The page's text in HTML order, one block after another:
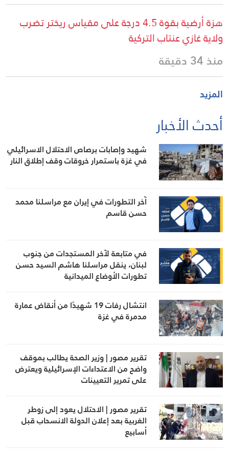
هزة أرضية بقوة 4.5 درجة على مقياس ريختر تضرب
ولاية غازي عنتاب التركية
منذ 34 دقيقة
المزيد
أحدث الأخبار
شهيد وإصابات برصاص الاحتلال الاسرائيلي
في غزة باستمرار خروقات وقف إطلاق النار
آخر التطورات في إيران مع مراسلنا محمد
حسن قاسم
في متابعة لآخر المستجدات من جنوب
لبنان، ينقل مراسلنا هاشم السيد حسن
تطورات الأوضاع الميدانية
انتشال رفات 19 شهيدًا من أنقاض عمارة
مدمرة في غزة
تقرير مصور | وزير الصحة يطالب بموقف
واضح من الاعتداءات الإسرائيلية ويعترض
على تمرير التعيينات
تقرير مصور | الاحتلال يعود إلى زوطر
الغربية بعد إعلان الدولة الانسحاب قبل
أسابيع